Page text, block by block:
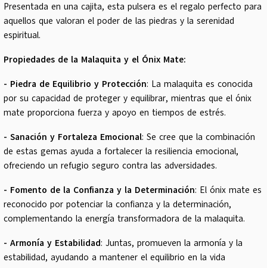
Presentada en una cajita, esta pulsera es el regalo perfecto para
aquellos que valoran el poder de las piedras y la serenidad
espiritual.
Propiedades de la Malaquita y el Ónix Mate:
- Piedra de Equilibrio y Protección: La malaquita es conocida
por su capacidad de proteger y equilibrar, mientras que el ónix
mate proporciona fuerza y apoyo en tiempos de estrés.
- Sanación y Fortaleza Emocional: Se cree que la combinación
de estas gemas ayuda a fortalecer la resiliencia emocional,
ofreciendo un refugio seguro contra las adversidades.
- Fomento de la Confianza y la Determinación: El ónix mate es
reconocido por potenciar la confianza y la determinación,
complementando la energía transformadora de la malaquita.
- Armonía y Estabilidad: Juntas, promueven la armonía y la
estabilidad, ayudando a mantener el equilibrio en la vida